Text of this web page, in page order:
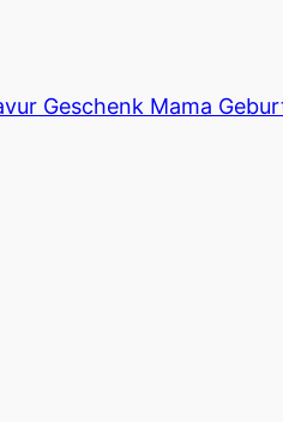
Geschenk Mama